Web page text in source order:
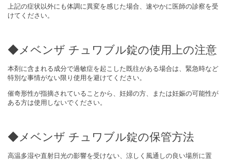
上記の症状以外にも体調に異変を感じた場合、速やかに医師の診察を受
けてください。
◆メベンザ チュワブル錠の使用上の注意
本剤に含まれる成分で過敏症を起こした既往がある場合は、緊急時など
特別な事情がない限り使用を避けて ください。
催奇形性が指摘されていることから、妊婦の方、または妊娠の可能性が
ある方は使用しないでください。
◆メベンザ チュワブル錠の保管方法
高温多湿や直射日光の影響を受けない、涼しく風通しの良い場所に置